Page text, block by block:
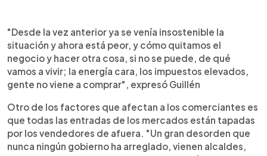
"Desde la vez anterior ya se venía insostenible la
situación y ahora está peor, y cómo quitamos el
negocio y hacer otra cosa, si no se puede, de qué
vamos a vivir; la energía cara, los impuestos elevados,
gente no viene a comprar", expresó Guillén
Otro de los factores que afectan a los comerciantes es
que todas las entradas de los mercados están tapadas
por los vendedores de afuera. "Un gran desorden que
nunca ningún gobierno ha arreglado, vienen alcaldes,